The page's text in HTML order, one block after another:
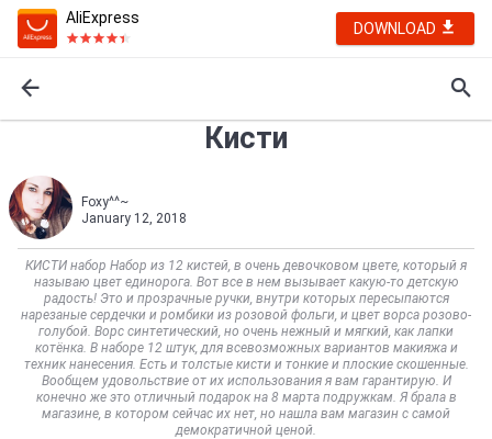
AliExpress
DOWNLOAD
Кисти
Foxy^^~
January 12, 2018
КИСТИ набор Набор из 12 кистей, в очень девочковом цвете, который я
называю цвет единорога. Вот все в нем вызывает какую-то детскую
радость! Это и прозрачные ручки, внутри которых пересыпаются
нарезаные сердечки и ромбики из розовой фольги, и цвет ворса розово-
голубой. Ворс синтетический, но очень нежный и мягкий, как лапки
котёнка. В наборе 12 штук, для всевозможных вариантов макияжа и
техник нанесения. Есть и толстые кисти и тонкие и плоские скошенные.
Вообщем удовольствие от их использования я вам гарантирую. И
конечно же это отличный подарок на 8 марта подружкам. Я брала в
магазине, в котором сейчас их нет, но нашла вам магазин с самой
демократичной ценой.